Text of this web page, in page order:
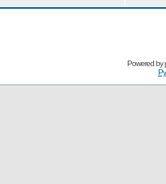
Powered by